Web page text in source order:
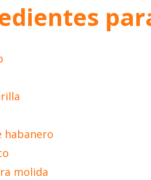
habanero
molida